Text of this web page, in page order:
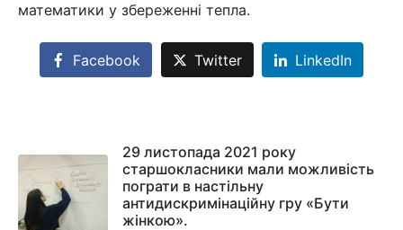
математики у збереженні тепла.
Facebook Twitter LinkedIn
29 листопада 2021 року
старшокласники мали можливість
пограти в настільну
антидискримінаційну гру «Бути
жінкою».